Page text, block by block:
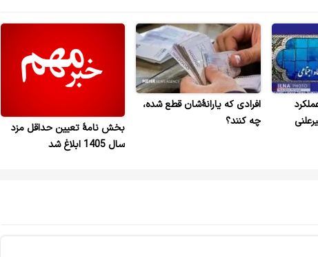
‌افرادی که یارانۀشان قطع شده،
چه کنند؟
بخش نامهٔ تعیین حداقل مزد
سال 1405 ابلاغ شد